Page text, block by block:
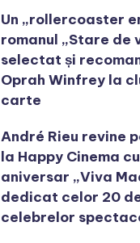
Un „rollercoaster
romanul „Stare de
selectat și
Oprah Winfrey la
carte
André Rieu revine
la Happy Cinema
aniversar „Viva
dedicat celor 20
celebrelor